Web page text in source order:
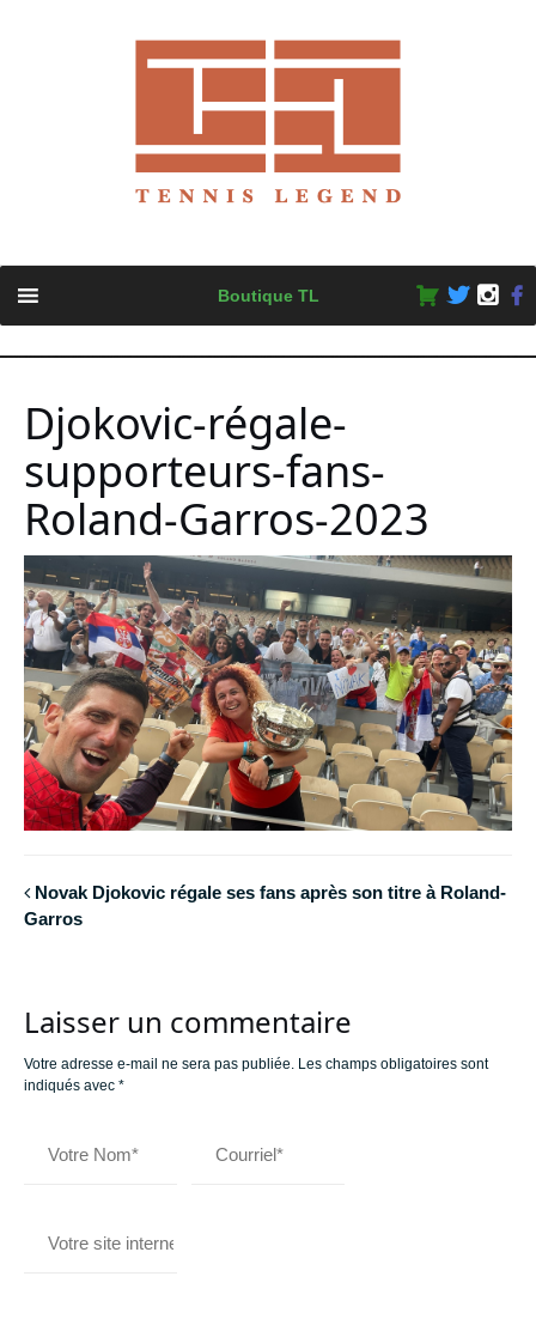
content
Boutique TL
Djokovic-régale-
supporteurs-fans-
Roland-Garros-2023
Novak Djokovic régale ses fans après son titre à Roland-
Garros
Laisser un commentaire
Votre adresse e-mail ne sera pas publiée. Les champs obligatoires sont
indiqués avec *